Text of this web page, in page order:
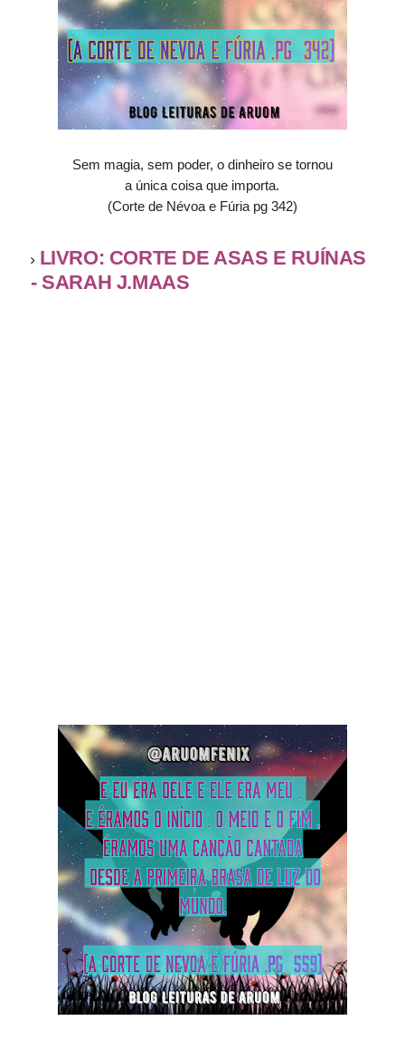
Sem magia, sem poder, o dinheiro se tornou
a única coisa que importa.
(Corte de Névoa e Fúria pg 342)
LIVRO: CORTE DE ASAS E RUÍNAS
- SARAH J.MAAS